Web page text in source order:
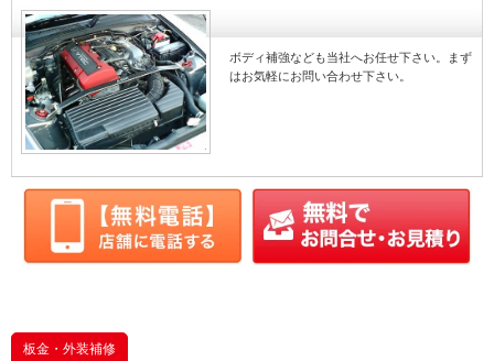
ボディ補強なども当社へお任せ下さい。まず
はお気軽にお問い合わせ下さい。
板金・外装補修